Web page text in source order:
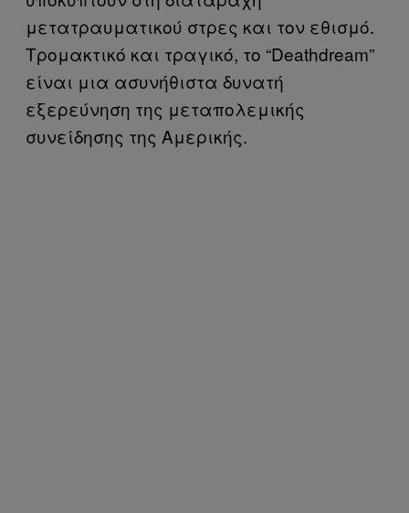
μετατραυματικού στρες και τον εθισμό.
Τρομακτικό και τραγικό, το “Deathdream”
είναι μια ασυνήθιστα δυνατή
εξερεύνηση της μεταπολεμικής
συνείδησης της Αμερικής.